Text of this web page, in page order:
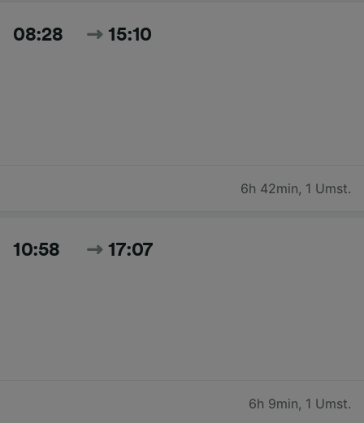
08:28 15:10
6h 42min, 1 Umst.
10:58 17:07
6h 9min, 1 Umst.